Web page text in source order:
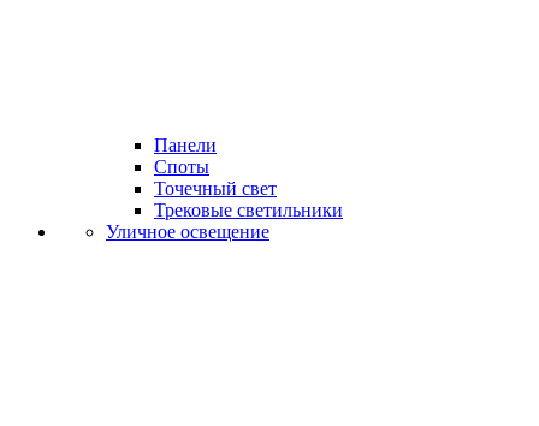
Панели
Споты
Точечный свет
Трековые светильники
Уличное освещение